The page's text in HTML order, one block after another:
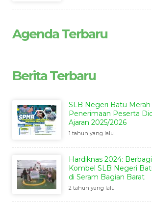
Agenda Terbaru
Berita Terbaru
SLB Negeri Batu Merah
Penerimaan Peserta
Ajaran 2025/2026
1 tahun yang lalu
Hardiknas 2024:
Kombel SLB Negeri
di Seram Bagian Barat
2 tahun yang lalu